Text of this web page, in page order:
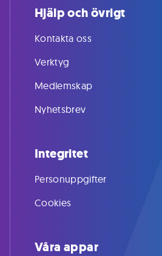
Hjälp och övrigt
Kontakta oss
Verktyg
Medlemskap
Nyhetsbrev
Integritet
Personuppgifter
Cookies
Våra appar